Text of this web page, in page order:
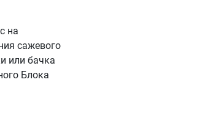
на
сажевого
или бачка
Блока